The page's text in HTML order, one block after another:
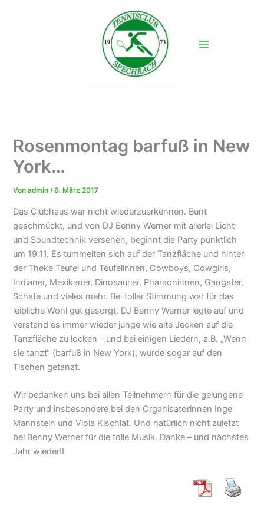
Rosenmontag barfuß in New
York…
Vonadmin/6. März 2017
Das Clubhaus war nicht wiederzuerkennen. Bunt
geschmückt, und von DJ Benny Werner mit allerlei Licht-
und Soundtechnik versehen, beginnt die Party pünktlich
um 19.11. Es tummelten sich auf der Tanzfläche und hinter
der Theke Teufel und Teufelinnen, Cowboys, Cowgirls,
Indianer, Mexikaner, Dinosaurier, Pharaoninnen, Gangster,
Schafe und vieles mehr. Bei toller Stimmung war für das
leibliche Wohl gut gesorgt. DJ Benny Werner legte auf und
verstand es immer wieder junge wie alte Jecken auf die
Tanzfläche zu locken – und bei einigen Liedern, z.B. „Wenn
sie tanzt“ (barfuß in New York), wurde sogar auf den
Tischen getanzt.
Wir bedanken uns bei allen Teilnehmern für die gelungene
Party und insbesondere bei den Organisatorinnen Inge
Mannstein und Viola Kischlat. Und natürlich nicht zuletzt
bei Benny Werner für die tolle Musik. Danke – und nächstes
Jahr wieder!!